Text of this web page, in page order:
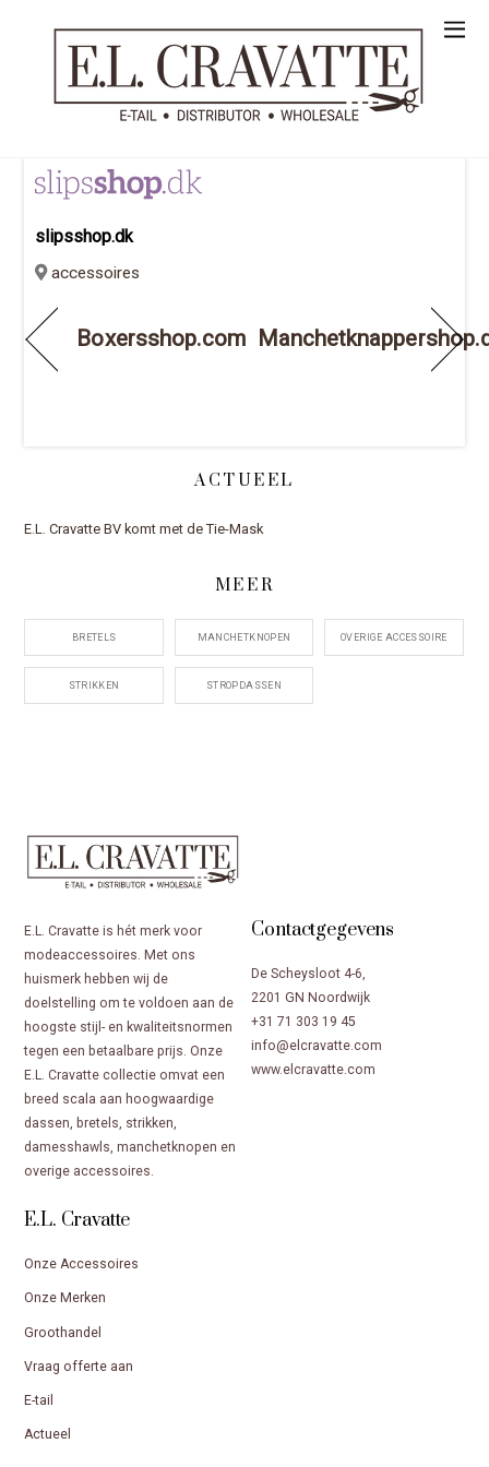
slipsshop.dk
accessoires
Boxersshop.com
ACTUEEL
E.L. Cravatte BV komt met de Tie-Mask
MEER
BRETELS MANCHETKNOPEN OVERIGE ACCESSOIRE
STRIKKEN STROPDASSEN
E.L. Cravatte is hét merk voor
modeaccessoires. Met ons
huismerk hebben wij de
doelstelling om te voldoen aan de
hoogste stijl- en kwaliteitsnormen
tegen een betaalbare prijs. Onze
E.L. Cravatte collectie omvat een
breed scala aan hoogwaardige
dassen, bretels, strikken,
damesshawls, manchetknopen en
overige accessoires.
Contactgegevens
De Scheysloot 4-6,
2201 GN Noordwijk
+31 71 303 19 45
info@elcravatte.com
www.elcravatte.com
E.L. Cravatte
Onze Accessoires
Onze Merken
Groothandel
Vraag offerte aan
E-tail
Actueel